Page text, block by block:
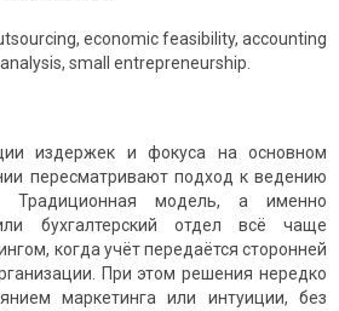
economic feasibility, accounting
small entrepreneurship.
издержек и фокуса на основном
пересматривают подход к ведению
Традиционная модель, а именно
бухгалтерский отдел всё чаще
когда учёт передаётся сторонней
При этом решения нередко
маркетинга или интуиции, без